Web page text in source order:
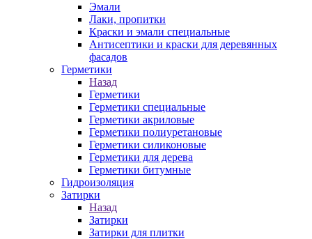
Эмали
Лаки, пропитки
Краски и эмали специальные
Антисептики и краски для деревянных
фасадов
Герметики
Назад
Герметики
Герметики специальные
Герметики акриловые
Герметики полиуретановые
Герметики силиконовые
Герметики для дерева
Герметики битумные
Гидроизоляция
Затирки
Назад
Затирки
Затирки для плитки